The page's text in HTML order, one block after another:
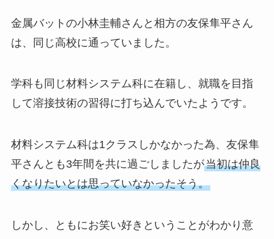
金属バットの小林圭輔さんと相方の友保隼平さん
は、同じ高校に通っていました。
学科も同じ材料システム科に在籍し、就職を目指
して溶接技術の習得に打ち込んでいたようです。
材料システム科は1クラスしかなかった為、友保隼
平さんとも3年間を共に過ごしましたが当初は仲良
くなりたいとは思っていなかったそう。
しかし、ともにお笑い好きということがわかり意